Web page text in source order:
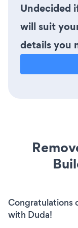
Undecided
will suit
details you
Congratulations
with Duda!